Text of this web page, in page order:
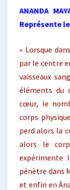
ANANDA
Représente
« Lorsque
par le centre
vaisseaux
éléments du
cœur, le
corps
perd alors la
alors le
expérimente
pénètre dans
et enfin en